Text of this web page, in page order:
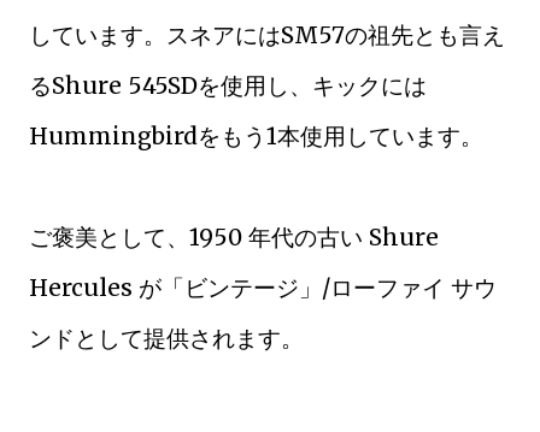
しています。スネアにはSM57の祖先とも言え
るShure 545SDを使用し、キックには
Hummingbirdをもう1本使用しています。
ご褒美として、1950 年代の古い Shure
Hercules が「ビンテージ」/ローファイ サウ
ンドとして提供されます。